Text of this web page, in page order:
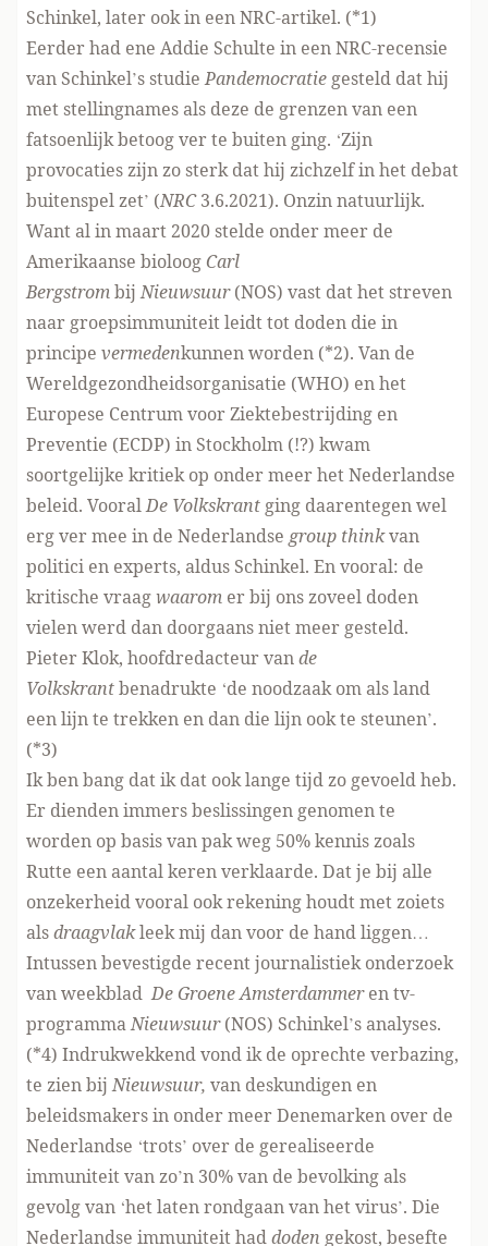
Schinkel, later ook in een NRC-artikel. (*1)
Eerder had ene Addie Schulte in een NRC-recensie
van Schinkel’s studiePandemocratie gesteld dat hij
met stellingnames als deze de grenzen van een
fatsoenlijk betoog ver te buiten ging. ‘Zijn
provocaties zijn zo sterk dat hij zichzelf in het debat
buitenspel zet’ (NRC3.6.2021). Onzin natuurlijk.
Want al in maart 2020 stelde onder meer de
Amerikaanse bioloog Carl
BergstrombijNieuwsuur(NOS) vast dat het streven
naar groepsimmuniteit leidt tot doden die in
principe vermedenkunnen worden (*2). Van de
Wereldgezondheidsorganisatie (WHO) en het
Europese Centrum voor Ziektebestrijding en
Preventie (ECDP) in Stockholm (!?) kwam
soortgelijke kritiek op onder meer het Nederlandse
beleid. VooralDe Volkskrant ging daarentegen wel
erg ver mee in de Nederlandse group thinkvan
politici en experts, aldus Schinkel. En vooral: de
kritische vraagwaarom er bij ons zoveel doden
vielen werd dan doorgaans niet meer gesteld.
Pieter Klok, hoofdredacteur vande
Volkskrantbenadrukte ‘de noodzaak om als land
een lijn te trekken en dan die lijn ook te steunen’.
(*3)
Ik ben bang dat ik dat ook lange tijd zo gevoeld heb.
Er dienden immers beslissingen genomen te
worden op basis van pak weg 50% kennis zoals
Rutte een aantal keren verklaarde. Dat je bij alle
onzekerheid vooral ook rekening houdt met zoiets
alsdraagvlakleek mij dan voor de hand liggen…
Intussen bevestigde recent journalistiek onderzoek
van weekbladDe Groene Amsterdammeren tv-
programmaNieuwsuur(NOS) Schinkel’s analyses.
(*4) Indrukwekkend vond ik de oprechte verbazing,
te zien bijNieuwsuur, van deskundigen en
beleidsmakers in onder meer Denemarken over de
Nederlandse ‘trots’ over de gerealiseerde
immuniteit van zo’n 30% van de bevolking als
gevolg van ‘het laten rondgaan van het virus’. Die
Nederlandse immuniteit haddoden gekost, besefte